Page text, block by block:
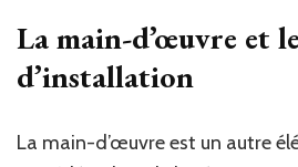
La main-d’œuvre et
d’installation
La main-d’œuvre est un autre